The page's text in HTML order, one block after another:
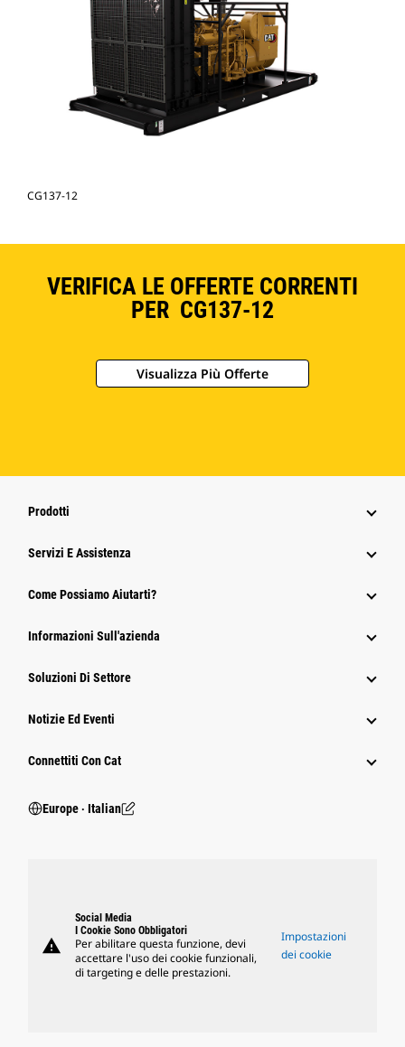
CG137-12
VERIFICA LE OFFERTE CORRENTI
PER CG137-12
Visualizza Più Offerte
Prodotti
Servizi E Assistenza
Come Possiamo Aiutarti?
Informazioni Sull'azienda
Soluzioni Di Settore
Notizie Ed Eventi
Connettiti Con Cat
Europe ‧ Italian
warning
Social Media
I Cookie Sono Obbligatori
Per abilitare questa funzione, devi
accettare l'uso dei cookie funzionali,
di targeting e delle prestazioni.
Impostazioni
dei cookie